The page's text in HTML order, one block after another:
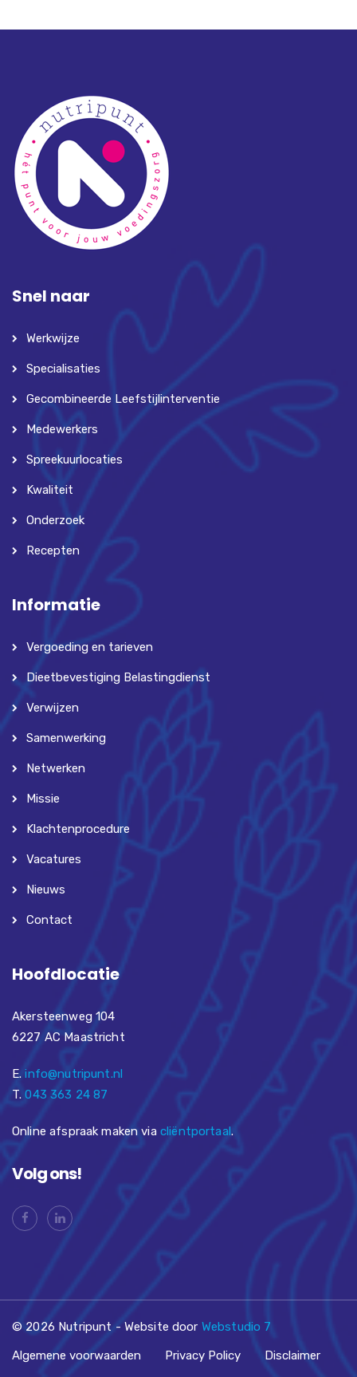
Snel naar
Werkwijze
Specialisaties
Gecombineerde Leefstijlinterventie
Medewerkers
Spreekuurlocaties
Kwaliteit
Onderzoek
Recepten
Informatie
Vergoeding en tarieven
Dieetbevestiging Belastingdienst
Verwijzen
Samenwerking
Netwerken
Missie
Klachtenprocedure
Vacatures
Nieuws
Contact
Hoofdlocatie
Akersteenweg 104
6227 AC Maastricht
E.info@nutripunt.nl
T.043 363 24 87
Online afspraak maken via cliëntportaal.
Volg ons!
© 2026 Nutripunt - Website door Webstudio 7
Algemene voorwaarden
Privacy Policy Disclaimer